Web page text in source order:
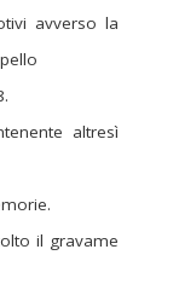
avverso la
altresì
il gravame